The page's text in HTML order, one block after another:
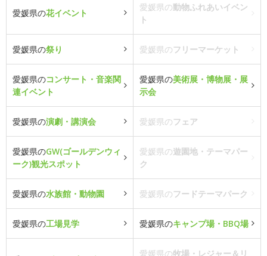
愛媛県の花イベント
愛媛県の動物ふれあいイベン
ト
愛媛県の祭り 愛媛県のフリーマーケット
愛媛県のコンサート・音楽関
連イベント
愛媛県の美術展・博物展・展
示会
愛媛県の演劇・講演会 愛媛県のフェア
愛媛県のGW(ゴールデンウィ
ーク)観光スポット
愛媛県の遊園地・テーマパー
ク
愛媛県の水族館・動物園 愛媛県のフードテーマパーク
愛媛県の工場見学 愛媛県のキャンプ場・BBQ場
愛媛県の牧場・レジャー＆リ